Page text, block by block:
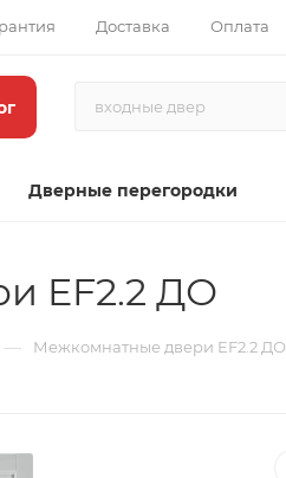
Доставка Оплата
Дверные перегородки
EF2.2 ДО
— Межкомнатные двери EF2.2 ДО